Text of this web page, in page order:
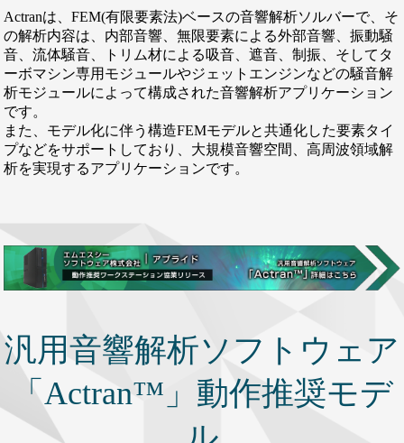
Actranは、FEM(有限要素法)ベースの音響解析ソルバーで、そ
の解析内容は、内部音響、無限要素による外部音響、振動騒
音、流体騒音、トリム材による吸音、遮音、制振、そしてタ
ーボマシン専用モジュールやジェットエンジンなどの騒音解
析モジュールによって構成された音響解析アプリケーション
です。
また、モデル化に伴う構造FEMモデルと共通化した要素タイ
プなどをサポートしており、大規模音響空間、高周波領域解
析を実現するアプリケーションです。
汎用音響解析ソフトウェア
「Actran™」動作推奨モデ